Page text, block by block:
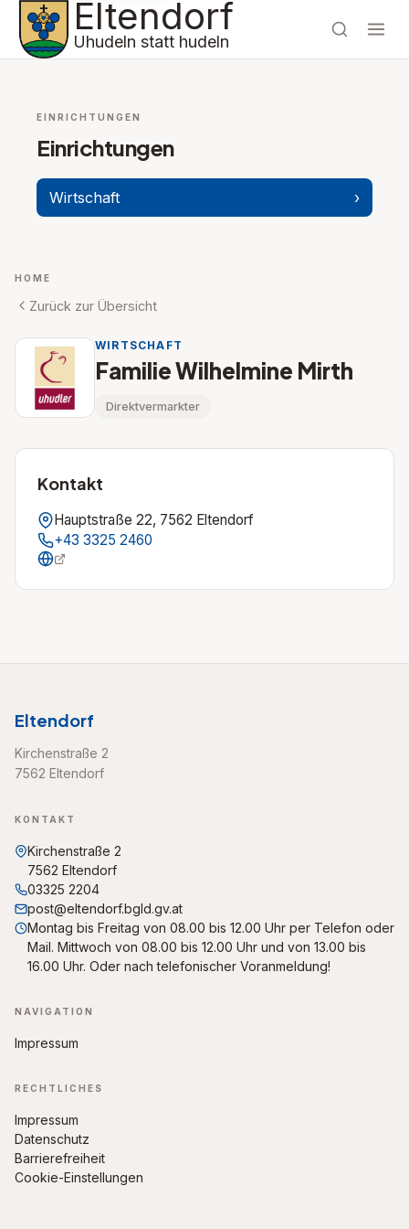
Eltendorf
Uhudeln statt hudeln
EINRICHTUNGEN
Einrichtungen
Wirtschaft ›
HOME
Zurück zur Übersicht
WIRTSCHAFT
Familie Wilhelmine Mirth
Direktvermarkter
Kontakt
Hauptstraße 22, 7562 Eltendorf
+43 3325 2460
Eltendorf
Kirchenstraße 2
7562 Eltendorf
KONTAKT
Kirchenstraße 2
7562 Eltendorf
03325 2204
post@eltendorf.bgld.gv.at
Montag bis Freitag von 08.00 bis 12.00 Uhr per Telefon oder
Mail. Mittwoch von 08.00 bis 12.00 Uhr und von 13.00 bis
16.00 Uhr. Oder nach telefonischer Voranmeldung!
NAVIGATION
Impressum
RECHTLICHES
Impressum
Datenschutz
Barrierefreiheit
Cookie-Einstellungen